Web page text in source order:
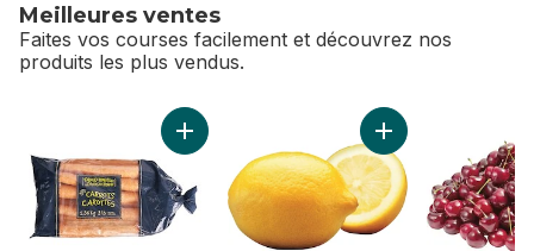
Meilleures ventes
Faites vos courses facilement et découvrez nos
produits les plus vendus.
sauter Meilleures ventes
Ajouter Carottes, sac de 3 lb au panier
Ajouter Citrons au